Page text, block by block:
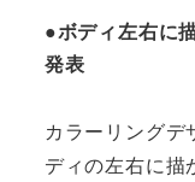
●ボディ左右に
発表
カラーリングデ
ディの左右に描